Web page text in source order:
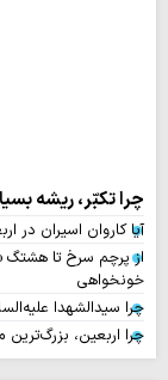
چرا تکبّر، ریشه
آیا کاروان اسیران در
از پرچم سرخ تا هشتگ
خونخواهی
چرا سیدالشهدا
چرا اربعین،